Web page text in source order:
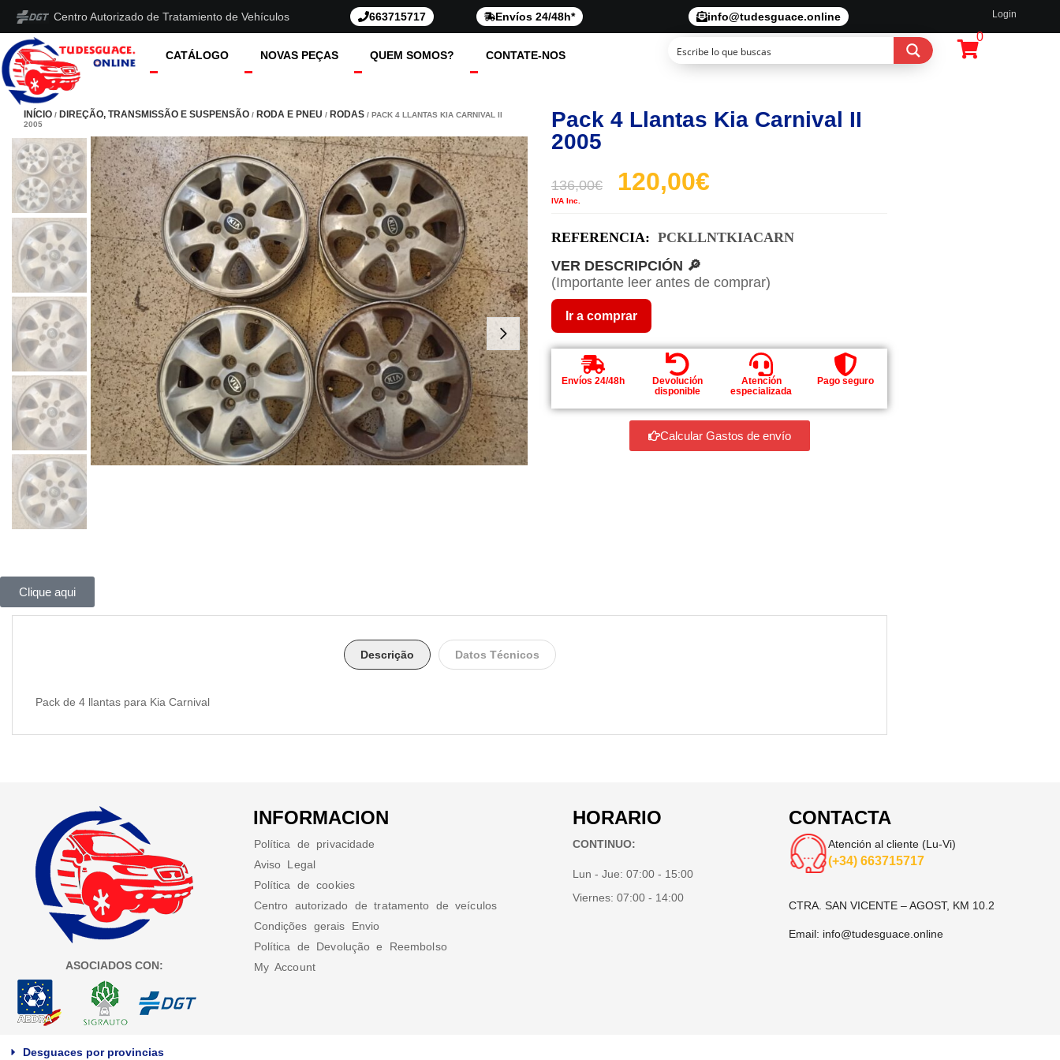
Centro Autorizado de Tratamiento de Vehículos 663715717 Envíos 24/48h* info@tudesguace.online Login
CATÁLOGO NOVAS PEÇAS QUEM SOMOS? CONTATE-NOS
0
INÍCIO / DIREÇÃO, TRANSMISSÃO E SUSPENSÃO / RODA E PNEU / RODAS / PACK 4 LLANTAS KIA CARNIVAL II
2005
Pack 4 Llantas Kia Carnival II
2005
136,00€ 120,00€
IVA Inc.
REFERENCIA: PCKLLNTKIACARN
VER DESCRIPCIÓN 🔎
(Importante leer antes de comprar)
Ir a comprar
Envíos 24/48h
Devolución
disponible
Atención
especializada
Pago seguro
Calcular Gastos de envío
Clique aqui
Descrição Datos Técnicos
Pack de 4 llantas para Kia Carnival
ASOCIADOS CON:
INFORMACION
Política de privacidade
Aviso Legal
Política de cookies
Centro autorizado de tratamento de veículos
Condições gerais Envio
Política de Devolução e Reembolso
My Account
HORARIO
CONTINUO:
Lun - Jue:07:00 - 15:00
Viernes:07:00 - 14:00
CONTACTA
Atención al cliente (Lu-Vi)
(+34) 663715717
CTRA. SAN VICENTE – AGOST, KM 10.2
Email: info@tudesguace.online
Desguaces por provincias